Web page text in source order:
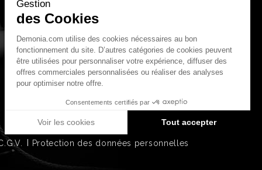
STAY CONNECTED!
Protection des données personnelles